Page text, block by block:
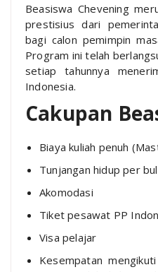
Beasiswa Chevening
prestisius dari
bagi calon pemimpin
Program ini telah
setiap tahunnya
Indonesia.
Cakupan
Biaya kuliah penuh
Tunjangan hidup per
Akomodasi
Tiket pesawat PP
Visa pelajar
Kesempatan